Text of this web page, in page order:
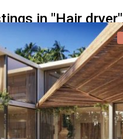
in "Hair dryer"